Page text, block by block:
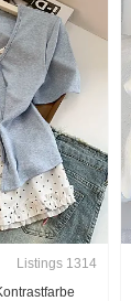
Listings 1314